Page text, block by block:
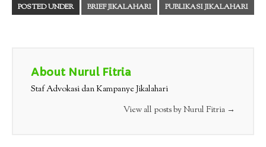
POSTED UNDER BRIEF JIKALAHARI PUBLIKASI JIKALAHARI
About Nurul Fitria
Staf Advokasi dan Kampanye Jikalahari
View all posts by Nurul Fitria →